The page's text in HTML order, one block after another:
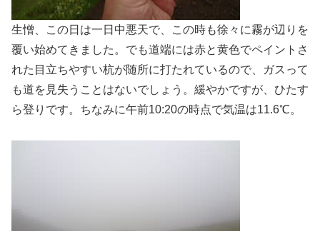
生憎、この日は一日中悪天で、この時も徐々に霧が辺りを
覆い始めてきました。でも道端には赤と黄色でペイントさ
れた目立ちやすい杭が随所に打たれているので、ガスって
も道を見失うことはないでしょう。緩やかですが、ひたす
ら登りです。ちなみに午前10:20の時点で気温は11.6℃。